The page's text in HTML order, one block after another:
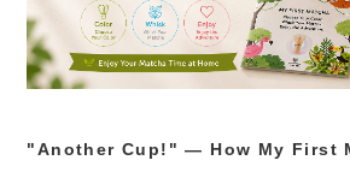
"Another Cup!" — How My First